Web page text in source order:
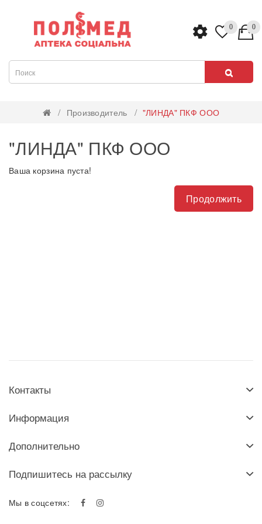
0 0
Производитель "ЛИНДА" ПКФ ООО
"ЛИНДА" ПКФ ООО
Ваша корзина пуста!
Продолжить
Контакты
Информация
Дополнительно
Подпишитесь на рассылку
Мы в соцсетях: